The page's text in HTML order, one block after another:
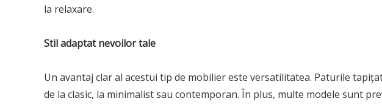
la relaxare.
Stil adaptat nevoilor tale
Un avantaj clar al acestui tip de mobilier este versatilitatea. Paturile
de la clasic, la minimalist sau contemporan. În plus, multe modele sunt